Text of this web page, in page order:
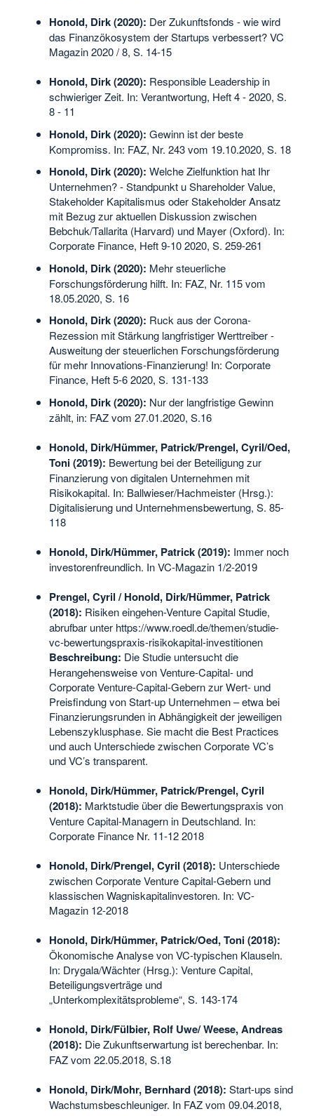
Honold, Dirk (2020): Der Zukunftsfonds - wie wird
das Finanzökosystem der Startups verbessert? VC
Magazin 2020 / 8, S. 14-15
Honold, Dirk (2020): Responsible Leadership in
schwieriger Zeit. In: Verantwortung, Heft 4 - 2020, S.
8 - 11
Honold, Dirk (2020): Gewinn ist der beste
Kompromiss. In: FAZ, Nr. 243 vom 19.10.2020, S. 18
Honold, Dirk (2020): Welche Zielfunktion hat Ihr
Unternehmen? - Standpunkt u Shareholder Value,
Stakeholder Kapitalismus oder Stakeholder Ansatz
mit Bezug zur aktuellen Diskussion zwischen
Bebchuk/Tallarita (Harvard) und Mayer (Oxford). In:
Corporate Finance, Heft 9-10 2020, S. 259-261
Honold, Dirk (2020): Mehr steuerliche
Forschungsförderung hilft. In: FAZ, Nr. 115 vom
18.05.2020, S. 16
Honold, Dirk (2020): Ruck aus der Corona-
Rezession mit Stärkung langfristiger Werttreiber -
Ausweitung der steuerlichen Forschungsförderung
für mehr Innovations-Finanzierung! In: Corporate
Finance, Heft 5-6 2020, S. 131-133
Honold, Dirk (2020): Nur der langfristige Gewinn
zählt, in: FAZ vom 27.01.2020, S.16
Honold, Dirk/Hümmer, Patrick/Prengel, Cyril/Oed,
Toni (2019): Bewertung bei der Beteiligung zur
Finanzierung von digitalen Unternehmen mit
Risikokapital. In: Ballwieser/Hachmeister (Hrsg.):
Digitalisierung und Unternehmensbewertung, S. 85-
118
Honold, Dirk/Hümmer, Patrick (2019): Immer noch
investorenfreundlich. In VC-Magazin 1/2-2019
Prengel, Cyril / Honold, Dirk/Hümmer, Patrick
(2018): Risiken eingehen-Venture Capital Studie,
abrufbar unter https://www.roedl.de/themen/studie-
vc-bewertungspraxis-risikokapital-investitionen
Beschreibung: Die Studie untersucht die
Herangehensweise von Venture-Capital- und
Corporate Venture-Capital-Gebern zur Wert- und
Preisfindung von Start-up Unternehmen – etwa bei
Finanzierungs­runden in Abhängigkeit der jeweiligen
Lebenszyklusphase. Sie macht die Best Practices
und auch Unterschiede zwischen Corporate VC’s
und VC’s transparent.
Honold, Dirk/Hümmer, Patrick/Prengel, Cyril
(2018): Marktstudie über die Bewertungspraxis von
Venture Capital-Managern in Deutschland. In:
Corporate Finance Nr. 11-12 2018
Honold, Dirk/Prengel, Cyril (2018): Unterschiede
zwischen Corporate Venture Capital-Gebern und
klassischen Wagniskapitalinvestoren. In: VC-
Magazin 12-2018
Honold, Dirk/Hümmer, Patrick/Oed, Toni (2018):
Ökonomische Analyse von VC-typischen Klauseln.
In: Drygala/Wächter (Hrsg.): Venture Capital,
Beteiligungsverträge und
„Unterkomplexitätsprobleme“, S. 143-174
Honold, Dirk/Fülbier, Rolf Uwe/ Weese, Andreas
(2018): Die Zukunftserwartung ist berechenbar. In:
FAZ vom 22.05.2018, S.18
Honold, Dirk/Mohr, Bernhard (2018): Start-ups sind
Wachstumsbeschleuniger. In FAZ vom 09.04.2018,